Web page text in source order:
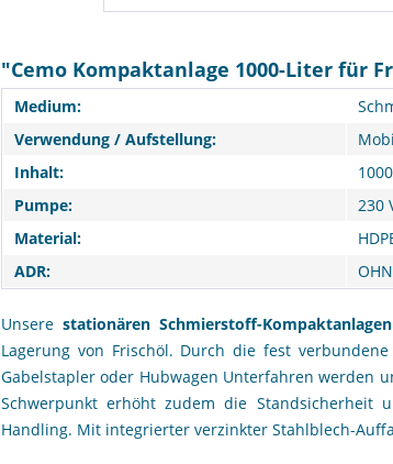
"Cemo Kompaktanlage 1000-Liter für
Medium:
Verwendung / Aufstellung:
Inhalt:
Pumpe:
230
Material:
ADR:
Unsere stationären Schmierstoff-Kompaktanlagen
Lagerung von Frischöl. Durch die fest
Gabelstapler oder Hubwagen Unterfahren werden
Schwerpunkt erhöht zudem die Standsicherheit
Handling. Mit integrierter verzinkter Stahlblech-